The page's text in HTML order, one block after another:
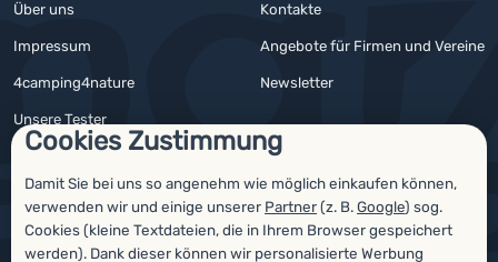
Cookies Zustimmung
Damit Sie bei uns so angenehm wie möglich einkaufen können,
verwenden wir und einige unserer Partner(z. B.Google) sog.
Cookies (kleine Textdateien, die in Ihrem Browser gespeichert
werden). Dank dieser können wir personalisierte Werbung
Über uns
Impressum
4camping4nature
Unsere Tester
Kontakte
Angebote für Firmen und Vereine
Newsletter
Auszeichnungen